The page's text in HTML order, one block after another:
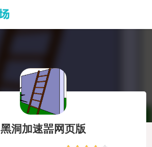
黑洞加速噐网页版